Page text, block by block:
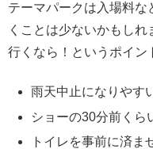
テーマパークは入場料
くことは少ないかもし
行くなら！というポイン
雨天中止になりやす
ショーの30分前くら
トイレを事前に済ま